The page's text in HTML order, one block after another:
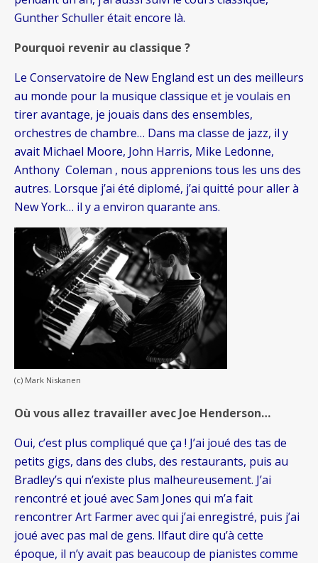
Gunther Schuller était encore là.
Pourquoi revenir au classique ?
Le Conservatoire de New England est un des meilleurs
au monde pour la musique classique et je voulais en
tirer avantage, je jouais dans des ensembles,
orchestres de chambre… Dans ma classe de jazz, il y
avait Michael Moore, John Harris, Mike Ledonne,
Anthony Coleman , nous apprenions tous les uns des
autres. Lorsque j’ai été diplomé, j’ai quitté pour aller à
New York… il y a environ quarante ans.
(c) Mark Niskanen
Où vous allez travailler avec Joe Henderson…
Oui, c’est plus compliqué que ça ! J’ai joué des tas de
petits gigs, dans des clubs, des restaurants, puis au
Bradley’s qui n’existe plus malheureusement. J’ai
rencontré et joué avec Sam Jones qui m’a fait
rencontrer Art Farmer avec qui j’ai enregistré, puis j’ai
joué avec pas mal de gens. Ilfaut dire qu’à cette
époque, il n’y avait pas beaucoup de pianistes comme